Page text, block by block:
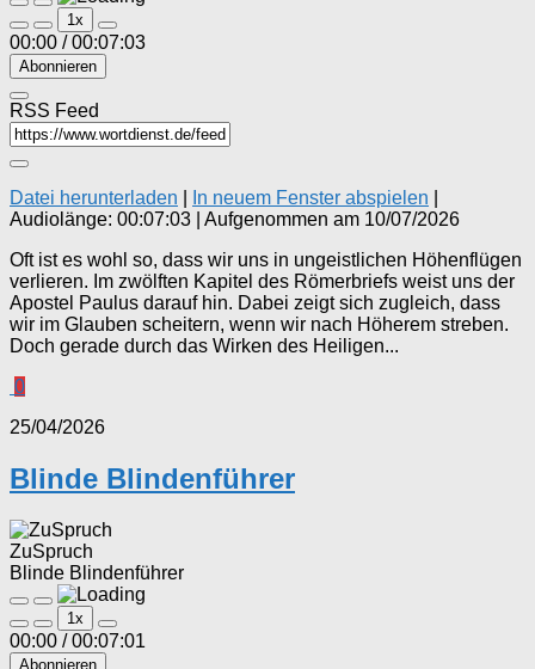
Play
Episode
Pause
Episode
1x
00:00 / 00:07:03
Abonnieren
RSS Feed
Datei herunterladen In neuem Fenster abspielen
Audiolänge: 00:07:03
Aufgenommen am 10/07/2026
Oft ist es wohl so, dass wir uns in ungeistlichen Höhenflügen
verlieren. Im zwölften Kapitel des Römerbriefs weist uns der
Apostel Paulus darauf hin. Dabei zeigt sich zugleich, dass
wir im Glauben scheitern, wenn wir nach Höherem streben.
Doch gerade durch das Wirken des Heiligen...
0
25/04/2026
Blinde Blindenführer
ZuSpruch
Blinde Blindenführer
Play
Episode
Pause
Episode
1x
00:00 / 00:07:01
Abonnieren